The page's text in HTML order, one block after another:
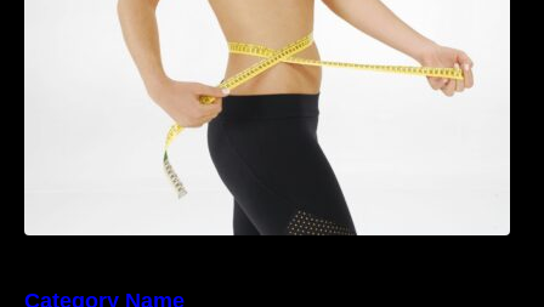
Category Name